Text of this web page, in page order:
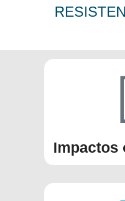
Impactos